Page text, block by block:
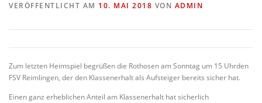
VERÖFFENTLICHT AM 10. MAI 2018 VON ADMIN
Zum letzten Heimspiel begrüßen die Rothosen am Sonntag um 15 Uhrden
FSV Reimlingen, der den Klassenerhalt als Aufsteiger bereits sicher hat.
Einen ganz erheblichen Anteil am Klassenerhalt hat sicherlich